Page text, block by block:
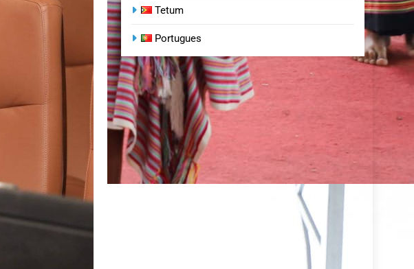
Tetum
Portugues